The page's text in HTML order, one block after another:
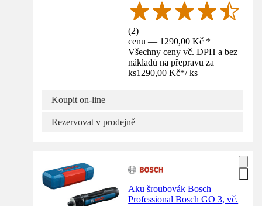
(2)
cenu — 1290,00 Kč *
Všechny ceny vč. DPH a bez
nákladů na přepravu za
ks1290,00 Kč*/ ks
Koupit on-line
Rezervovat v prodejně
Aku šroubovák Bosch
Professional Bosch GO 3, vč.